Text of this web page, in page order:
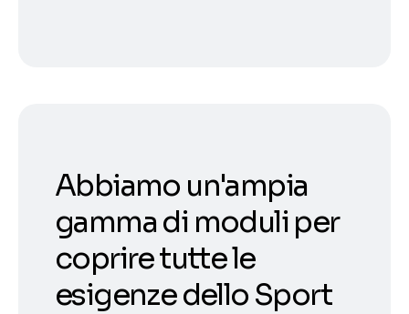
Abbiamo un'ampia
gamma di moduli per
coprire tutte le
esigenze dello Sport